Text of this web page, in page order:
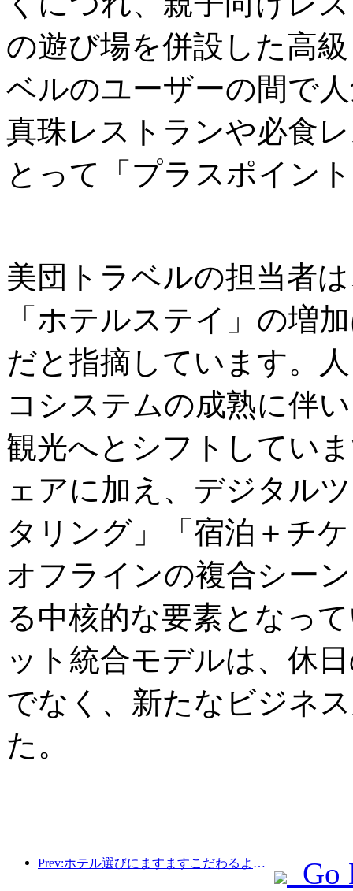
の遊び場を併設した高
ベルのユーザーの間で
真珠レストランや必食
とって「プラスポイン
美団トラベルの担当者
「ホテルステイ」の増
だと指摘しています。
コシステムの成熟に伴
観光へとシフトしてい
ェアに加え、デジタル
タリング」「宿泊＋チ
オフラインの複合シー
る中核的な要素となっ
ット統合モデルは、休
でなく、新たなビジネ
た。
Prev:ホテル選びにますますこだわるようになりましたか?中級・高級ブランドはどれも細部にこだわっている
Go